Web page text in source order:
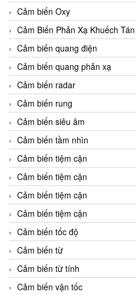
Cảm biến Oxy
Cảm Biến Phản Xạ Khuếch Tán
Cảm biến quang điện
Cảm biến quang phản xạ
Cảm biến radar
Cảm biến rung
Cảm biến siêu âm
Cảm biến tầm nhìn
Cảm biến tiệm cận
Cảm biến tiệm cận
Cảm biến tiệm cận
Cảm biến tiệm cận
Cảm biến tốc độ
Cảm biến từ
Cảm biến từ tính
Cảm biến vận tốc